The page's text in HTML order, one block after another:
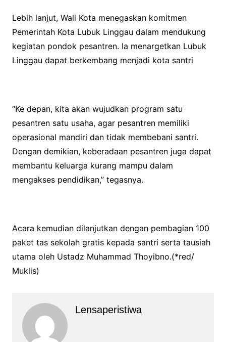
Lebih lanjut, Wali Kota menegaskan komitmen
Pemerintah Kota Lubuk Linggau dalam mendukung
kegiatan pondok pesantren. Ia menargetkan Lubuk
Linggau dapat berkembang menjadi kota santri
“Ke depan, kita akan wujudkan program satu
pesantren satu usaha, agar pesantren memiliki
operasional mandiri dan tidak membebani santri.
Dengan demikian, keberadaan pesantren juga dapat
membantu keluarga kurang mampu dalam
mengakses pendidikan,” tegasnya.
Acara kemudian dilanjutkan dengan pembagian 100
paket tas sekolah gratis kepada santri serta tausiah
utama oleh Ustadz Muhammad Thoyibno.(*red/
Muklis)
Lensaperistiwa